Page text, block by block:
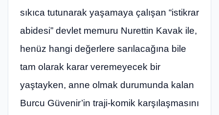
sıkıca tutunarak yaşamaya çalışan “istikrar
abidesi” devlet memuru Nurettin Kavak ile,
henüz hangi değerlere sarılacağına bile
tam olarak karar veremeyecek bir
yaştayken, anne olmak durumunda kalan
Burcu Güvenir’in traji-komik karşılaşmasını